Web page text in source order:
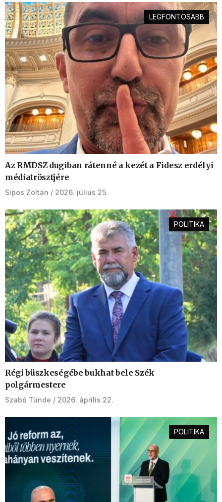
LEGFONTOSABB
Az RMDSZ dugiban rátenné a kezét a Fidesz erdélyi
médiatrösztjére
Sipos Zoltán 2026. július 25.
POLITIKA
Régi büszkeségébe bukhat bele Szék
polgármestere
Szabó Tünde 2026. április 22.
POLITIKA